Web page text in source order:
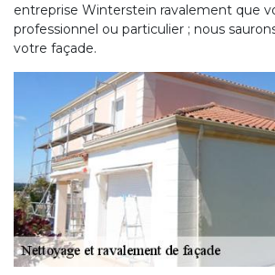
entreprise Winterstein ravalement que
professionnel ou particulier ; nous
votre façade.